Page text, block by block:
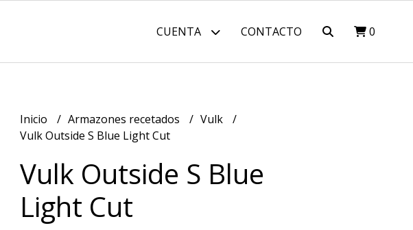
CUENTA CONTACTO 0
Inicio Armazones recetados
Vulk
Vulk Outside S Blue Light Cut
Vulk Outside S Blue
Light Cut